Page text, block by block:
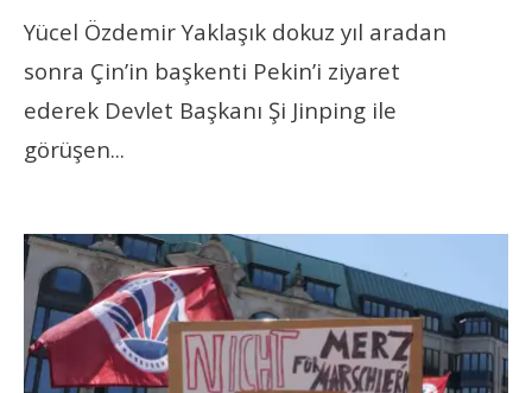
Yücel Özdemir Yaklaşık dokuz yıl aradan
sonra Çin’in başkenti Pekin’i ziyaret
ederek Devlet Başkanı Şi Jinping ile
görüşen...